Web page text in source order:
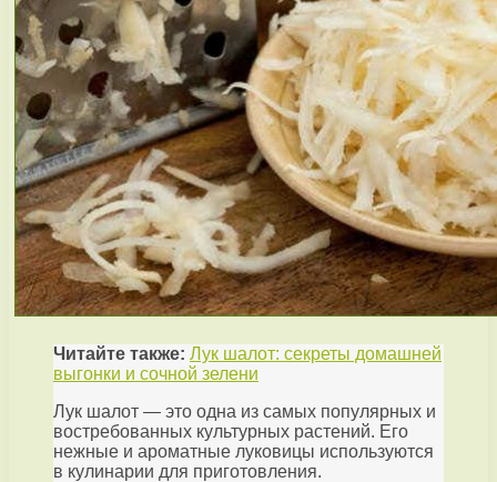
Читайте также: Лук шалот: секреты домашней
выгонки и сочной зелени
Лук шалот — это одна из самых популярных и
востребованных культурных растений. Его
нежные и ароматные луковицы используются
в кулинарии для приготовления.